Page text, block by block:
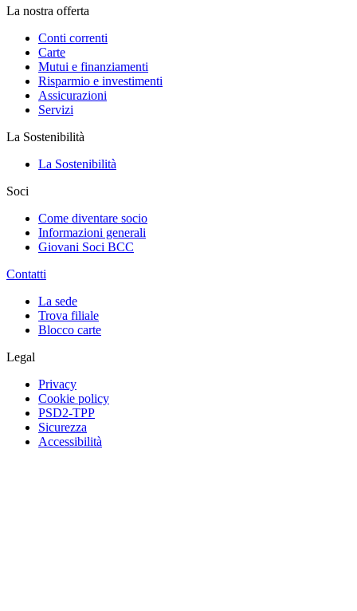
La nostra offerta
Conti correnti
Carte
Mutui e finanziamenti
Risparmio e investimenti
Assicurazioni
Servizi
La Sostenibilità
La Sostenibilità
Soci
Come diventare socio
Informazioni generali
Giovani Soci BCC
Contatti
La sede
Trova filiale
Blocco carte
Legal
Privacy
Cookie policy
PSD2-TPP
Sicurezza
Accessibilità